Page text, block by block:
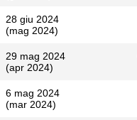
28 giu 2024
(mag 2024)
29 mag 2024
(apr 2024)
6 mag 2024
(mar 2024)